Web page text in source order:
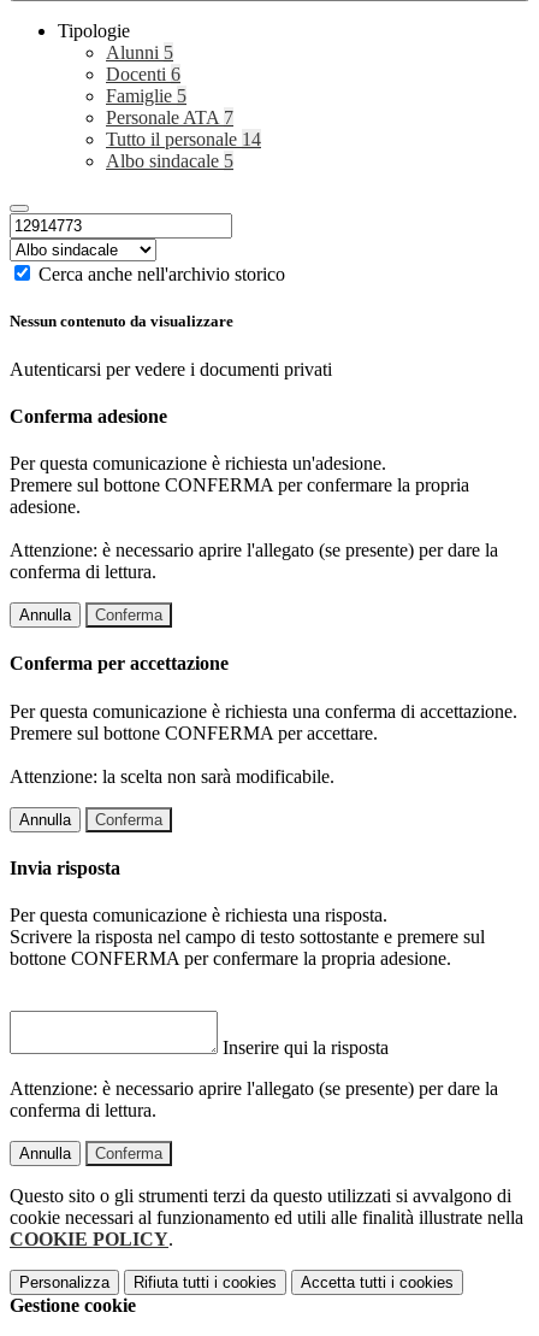
Tipologie
Alunni 5
Docenti 6
Famiglie 5
Personale ATA 7
Tutto il personale 14
Albo sindacale 5
Cerca anche nell'archivio storico
Nessun contenuto da visualizzare
Autenticarsi per vedere i documenti privati
Conferma adesione
Per questa comunicazione è richiesta un'adesione.
Premere sul bottone CONFERMA per confermare la propria
adesione.
Attenzione: è necessario aprire l'allegato (se presente) per dare la
conferma di lettura.
Annulla Conferma
Conferma per accettazione
Per questa comunicazione è richiesta una conferma di accettazione.
Premere sul bottone CONFERMA per accettare.
Attenzione: la scelta non sarà modificabile.
Annulla Conferma
Invia risposta
Per questa comunicazione è richiesta una risposta.
Scrivere la risposta nel campo di testo sottostante e premere sul
bottone CONFERMA per confermare la propria adesione.
Inserire qui la risposta
Attenzione: è necessario aprire l'allegato (se presente) per dare la
conferma di lettura.
Annulla Conferma
Questo sito o gli strumenti terzi da questo utilizzati si avvalgono di
cookie necessari al funzionamento ed utili alle finalità illustrate nella
COOKIE POLICY.
Personalizza Rifiuta tutti i cookies Accetta tutti i cookies
Gestione cookie